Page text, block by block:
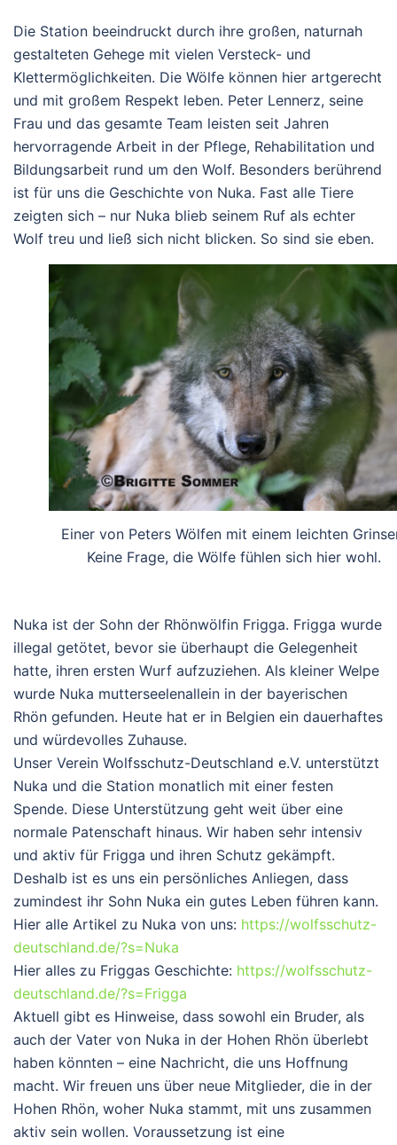
Die Station beeindruckt durch ihre großen, naturnah
gestalteten Gehege mit vielen Versteck- und
Klettermöglichkeiten. Die Wölfe können hier artgerecht
und mit großem Respekt leben. Peter Lennerz, seine
Frau und das gesamte Team leisten seit Jahren
hervorragende Arbeit in der Pflege, Rehabilitation und
Bildungsarbeit rund um den Wolf. Besonders berührend
ist für uns die Geschichte von Nuka. Fast alle Tiere
zeigten sich – nur Nuka blieb seinem Ruf als echter
Wolf treu und ließ sich nicht blicken. So sind sie eben.
Einer von Peters Wölfen mit einem leichten
Keine Frage, die Wölfe fühlen sich hier wohl.
Nuka ist der Sohn der Rhönwölfin Frigga. Frigga wurde
illegal getötet, bevor sie überhaupt die Gelegenheit
hatte, ihren ersten Wurf aufzuziehen. Als kleiner Welpe
wurde Nuka mutterseelenallein in der bayerischen
Rhön gefunden. Heute hat er in Belgien ein dauerhaftes
und würdevolles Zuhause.
Unser Verein Wolfsschutz-Deutschland e.V. unterstützt
Nuka und die Station monatlich mit einer festen
Spende. Diese Unterstützung geht weit über eine
normale Patenschaft hinaus. Wir haben sehr intensiv
und aktiv für Frigga und ihren Schutz gekämpft.
Deshalb ist es uns ein persönliches Anliegen, dass
zumindest ihr Sohn Nuka ein gutes Leben führen kann.
Hier alle Artikel zu Nuka von uns: https://wolfsschutz-
deutschland.de/?s=Nuka
Hier alles zu Friggas Geschichte: https://wolfsschutz-
deutschland.de/?s=Frigga
Aktuell gibt es Hinweise, dass sowohl ein Bruder, als
auch der Vater von Nuka in der Hohen Rhön überlebt
haben könnten – eine Nachricht, die uns Hoffnung
macht. Wir freuen uns über neue Mitglieder, die in der
Hohen Rhön, woher Nuka stammt, mit uns zusammen
aktiv sein wollen. Voraussetzung ist eine